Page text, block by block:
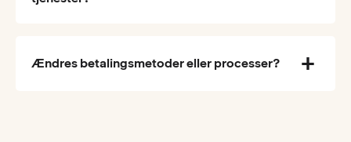
Ændres betalingsmetoder eller processer?